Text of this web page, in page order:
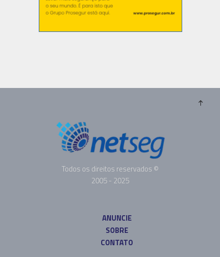
Todos os direitos reservados ©
2005 - 2025
ANUNCIE
SOBRE
CONTATO